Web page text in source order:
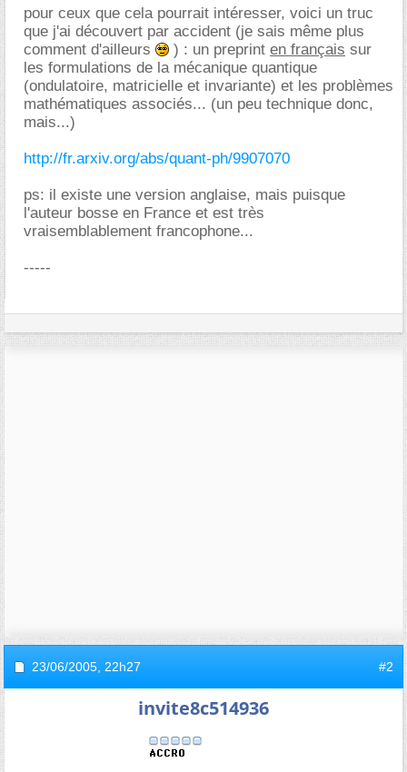
pour ceux que cela pourrait intéresser, voici un truc
que j'ai découvert par accident (je sais même plus
comment d'ailleurs
) : un preprint en français sur
les formulations de la mécanique quantique
(ondulatoire, matricielle et invariante) et les problèmes
mathématiques associés... (un peu technique donc,
mais...)
http://fr.arxiv.org/abs/quant-ph/9907070
ps: il existe une version anglaise, mais puisque
l'auteur bosse en France et est très
vraisemblablement francophone...
-----
23/06/2005, 22h27 #2
invite8c514936